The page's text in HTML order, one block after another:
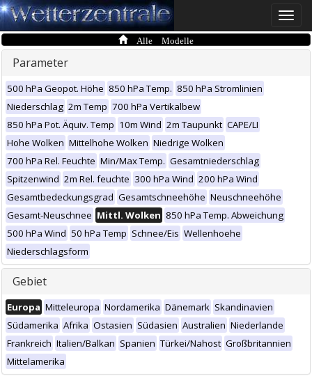
Toggle
Alle Modelle
Parameter
500 hPa Geopot. Höhe 850 hPa Temp. 850 hPa Stromlinien
Niederschlag 2m Temp 700 hPa Vertikalbew
850 hPa Pot. Äquiv. Temp 10m Wind 2m Taupunkt CAPE/LI
Hohe Wolken Mittelhohe Wolken Niedrige Wolken
700 hPa Rel. Feuchte Min/Max Temp. Gesamtniederschlag
Spitzenwind 2m Rel. feuchte 300 hPa Wind 200 hPa Wind
Gesamtbedeckungsgrad Gesamtschneehöhe Neuschneehöhe
Gesamt-Neuschnee Mittl. Wolken 850 hPa Temp. Abweichung
500 hPa Wind 50 hPa Temp Schnee/Eis Wellenhoehe
Niederschlagsform
Gebiet
Europa Mitteleuropa Nordamerika Dänemark Skandinavien
Südamerika Afrika Ostasien Südasien Australien Niederlande
Frankreich Italien/Balkan Spanien Türkei/Nahost Großbritannien
Mittelamerika